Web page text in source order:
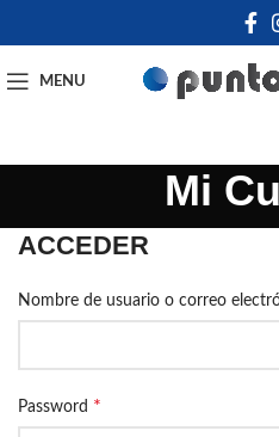
MENU
Mi
ACCEDER
Nombre de usuario o correo
Password *